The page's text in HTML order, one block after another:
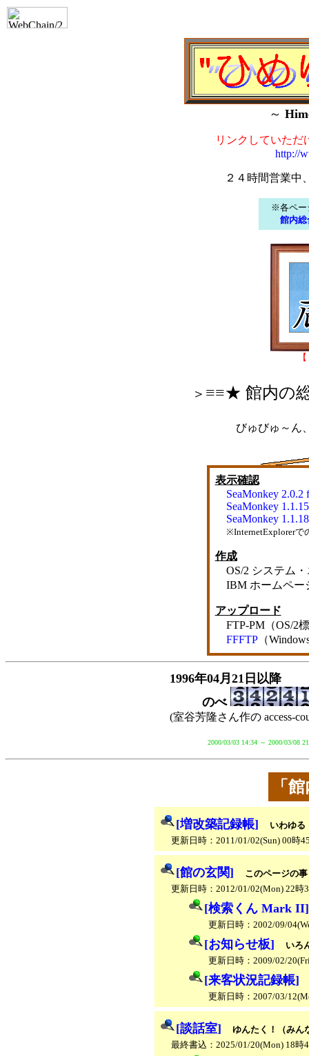
～
リンクしていただ
http://
２４時間営業
※各ペー
館内総
【
＞ ≡≡★ 館内の
びゅびゅ～ん
表示確認
SeaMonkey 2.0.2
SeaMonkey
SeaMonkey
※InternetExplorerで
作成
OS/2 システム・
IBM ホームペー
アップロード
FTP-PM（OS/2
FFFTP（
1996年04月21日以降
のべ
(室谷芳隆さん作の access-
2000/03/03 14:34 ～ 2000/03/
「
[増改築記録帳]
いわゆる
更新日時：2011/01/02(Sun) 00時
[館の玄関]
このページの事
更新日時：2012/01/02(Mon) 22時
[検索くん Mark II]
更新日時：2002/09/
[お知らせ板]
いろ
更新日時：2009/02/
[来客状況記録帳]
更新日時：2007/03/
[談話室]
ゆんたく！（みん
最終書込：2025/01/20(Mon) 18時